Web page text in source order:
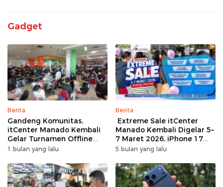
Gadget
Berita
Gandeng Komunitas,
itCenter Manado Kembali
Gelar Turnamen Offline
Free Fire, 60 Tim Siap
1 bulan yang lalu
Berita
Extreme Sale itCenter
Manado Kembali Digelar 5–
7 Maret 2026, iPhone 17
Pro Max Diskon hingga
5 bulan yang lalu